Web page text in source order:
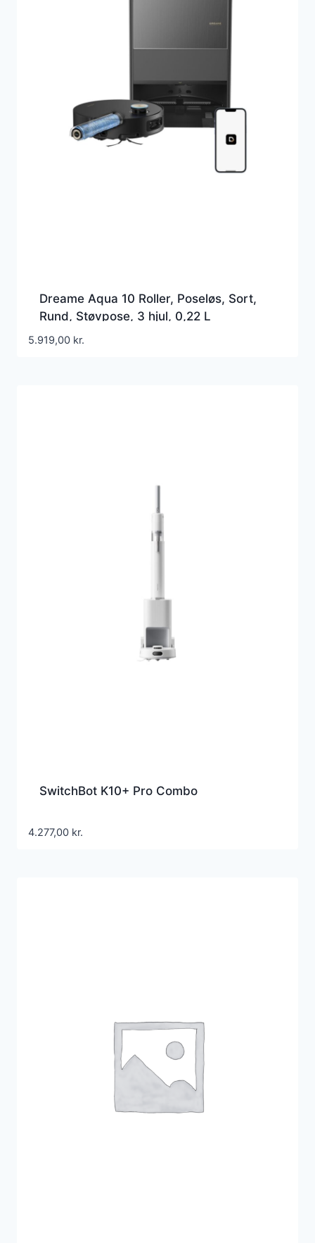
Dreame Aqua 10 Roller, Poseløs, Sort,
Rund, Støvpose, 3 hjul, 0,22 L
5.919,00 kr.
SwitchBot K10+ Pro Combo
4.277,00 kr.